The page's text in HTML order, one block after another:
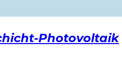
Photovoltaik